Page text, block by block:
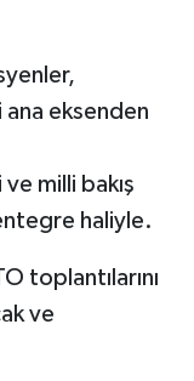
ana eksenden
milli bakış
haliyle.
toplantılarını
ve